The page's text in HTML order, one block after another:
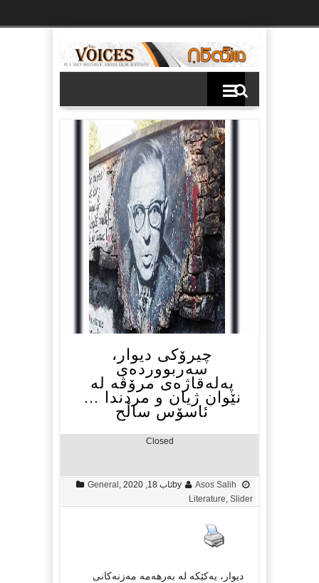
چیرۆکی دیوار،
سەربووردەی
پەلەقاژەی مرۆڤە لە
نێوان ژیان و مردندا …
ئاسۆس ساڵح
Closed
by Asos Salih ئاب 18, 2020 General
Literature Slider
دیوار، یەکێکە لە بەرهەمە مەزنەکانی